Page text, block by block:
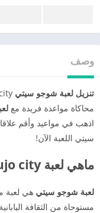
وصف
تنزيل لعبة شوجو سيتي
محاكاة مواعدة فريدة مع
اذهب في مواعيد وأقم
سيتي اللعبة الآن!
ماهي لعبة shoujo city؟
لعبة شوجو سيتي
مستوحاة من الثقافة